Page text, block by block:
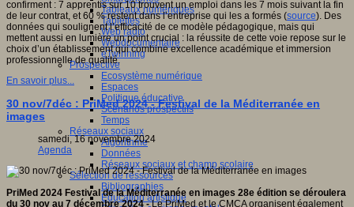
Tableaux numériques
Tablettes
Web radio
Webdocumentaire
eTwinning
Prospective
Ecosystème numérique
Espaces
Politique éducative
Scénarios prospectifs
Temps
Réseaux sociaux
Algorithme
Données
Réseaux sociaux et champ scolaire
Sélection de ressources
Bibliographies
Education artistique
confirment : 7 apprentis sur 10 trouvent un emploi dans les 7 mois suivant la fin
de leur contrat, et 60 % restent dans l’entreprise qui les a formés (source). Des
données qui soulignent l’efficacité de ce modèle pédagogique, mais qui
mettent aussi en lumière un point crucial : la réussite de cette voie repose sur le
choix d’un établissement qui combine excellence académique et immersion
professionnelle de qualité.
En savoir plus...
30 nov/7déc : PriMed 2024 - Festival de la Méditerranée en
images
samedi, 16 novembre 2024
Agenda
PriMed 2024 Festival de la Méditerranée en images 28e édition se déroulera
du 30 nov au 7 décembre 2024 -Le PriMed et le CMCA organisent également